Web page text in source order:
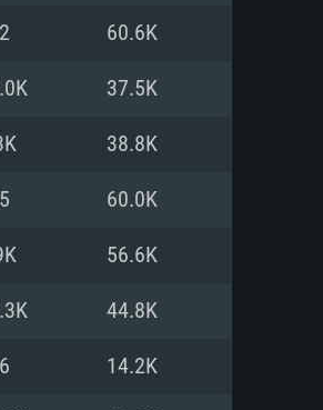
5 3600 이상
원하는 Nvidia
원하지 않습니
라이언트)
신 그래픽 드라
픽 드라이버를
; 최소사양 지원
60.6K
37.5K
38.8K
60.0K
56.6K
44.8K
14.2K